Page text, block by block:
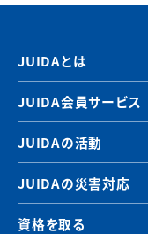
JUIDAとは
JUIDA会員サービス
JUIDAの活動
JUIDAの災害対応
資格を取る